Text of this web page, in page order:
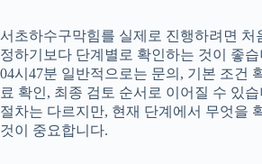
서초하수구막힘를 실제로 진행하려면 처
정하기보다 단계별로 확인하는 것이 좋습
04시47분 일반적으로는 문의, 기본 조건
료 확인, 최종 검토 순서로 이어질 수 있
절차는 다르지만, 현재 단계에서 무엇을
것이 중요합니다.